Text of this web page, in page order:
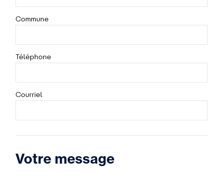
Commune
Téléphone
Courriel
Votre message